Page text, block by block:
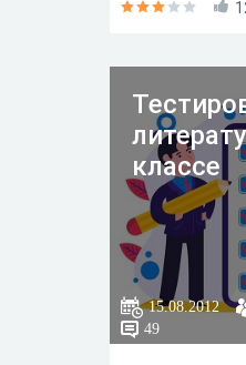
окончании
и выставит
тренироваться
по
вы можете
из
заданий по
разделам
Для быстрого
типового
используйте
классе
15.08.2012
49